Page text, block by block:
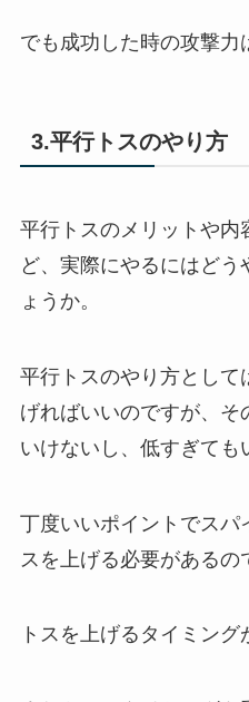
でも成功した時の攻撃力
3.平行トスのやり方
平行トスのメリットや内
ど、実際にやるにはどう
ょうか。
平行トスのやり方として
げればいいのですが、そ
いけないし、低すぎても
丁度いいポイントでスパ
スを上げる必要があるの
トスを上げるタイミング